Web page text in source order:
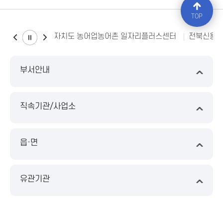
전북특별자치도 농어업농어촌 일자리플러스센터 전북신용
부서안내
직속기관/사업소
읍·면
유관기관
TOP